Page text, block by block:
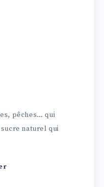
pêches… qui
naturel qui